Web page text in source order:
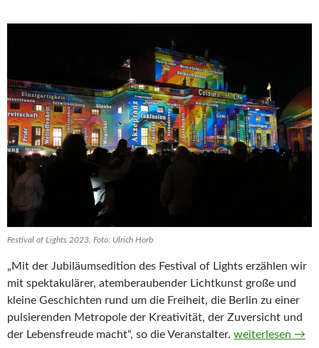
Festival of Lights 2023. Foto: Ulrich Horb
„Mit der Jubiläumsedition des Festival of Lights erzählen wir
mit spektakulärer, atemberaubender Lichtkunst große und
kleine Geschichten rund um die Freiheit, die Berlin zu einer
pulsierenden Metropole der Kreativität, der Zuversicht und
der Lebensfreude macht“, so die Veranstalter. Celebrating
weiterlesen →